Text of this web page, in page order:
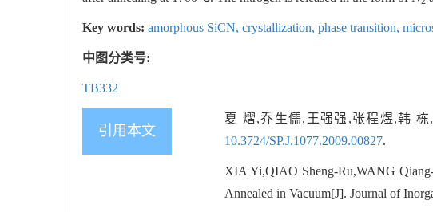
Key words: amorphous SiCN, crystallization, phase transition,
中图分类号:
TB332
引用本文
夏 熠,乔生儒,王强强,张程煜,韩
10.3724/SP.J.1077.2009.00827.
XIA Yi,QIAO Sheng-Ru,WANG
Annealed in Vacuum[J]. Journal of